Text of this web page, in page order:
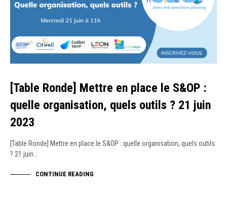
[Table Ronde] Mettre en place le S&OP :
quelle organisation, quels outils ? 21 juin
2023
[Table Ronde] Mettre en place le S&OP : quelle organisation, quels outils
? 21 juin…
CONTINUE READING